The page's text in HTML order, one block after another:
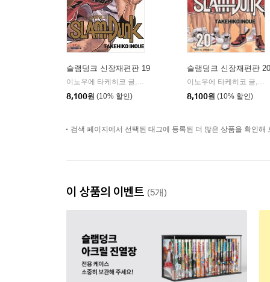
슬램덩크 신장재편판 19
이노우에 타케히코 글,그림
8,100원 (10% 할인)
슬램덩크 신장재편판 20
이노우에 타케히코 글,그림
8,100원 (10% 할인)
검색 페이지에서 선택된 태그에 등록된 더 많은 상품을 확인해
이 상품의 이벤트 (5개)